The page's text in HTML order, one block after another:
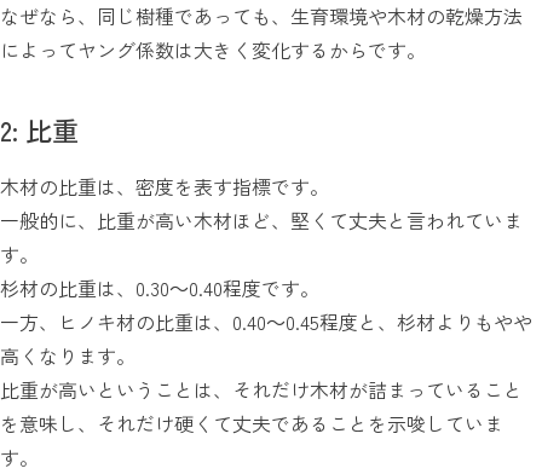
なぜなら、同じ樹種であっても、生育環境や木材の乾燥方法
によってヤング係数は大きく変化するからです。
2: 比重
木材の比重は、密度を表す指標です。
一般的に、比重が高い木材ほど、堅くて丈夫と言われていま
す。
杉材の比重は、0.30～0.40程度です。
一方、ヒノキ材の比重は、0.40～0.45程度と、杉材よりもやや
高くなります。
比重が高いということは、それだけ木材が詰まっていること
を意味し、それだけ硬くて丈夫であることを示唆していま
す。